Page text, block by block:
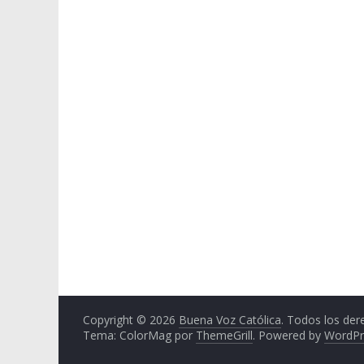
Copyright © 2026 Buena Voz Católica. Todos los
Tema: ColorMag por ThemeGrill. Powered by